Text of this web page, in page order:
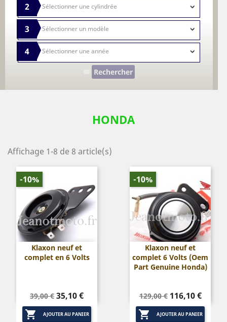
2
3
4
Rechercher
HONDA
Affichage 1-8 de 8 article(s)
Klaxon neuf et
complet en 6 Volts
Prix
de
base
39,00 € Prix
35,10 €
 AJOUTER AU PANIER
-10%
Klaxon neuf et
complet 6 Volts (Oem
Part Genuine Honda)
Prix
de
base
129,00 € Prix
116,10 €
 AJOUTER AU PANIER
-10%